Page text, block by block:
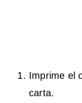
Imprime el
carta.